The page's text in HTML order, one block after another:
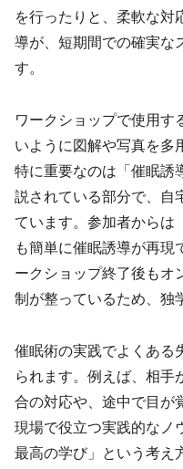
を行ったりと、柔軟な対
導が、短期間での確実な
す。
ワークショップで使用す
いように図解や写真を多
特に重要なのは「催眠誘
説されている部分で、自
ています。参加者からは
も簡単に催眠誘導が再現
ークショップ終了後もオ
制が整っているため、独
催眠術の実践でよくある
られます。例えば、相手
合の対応や、途中で目が
現場で役立つ実践的なノ
最高の学び」という考え